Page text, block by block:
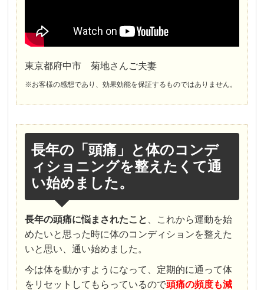
東京都府中市 菊地さんご夫妻
※お客様の感想であり、効果効能を保証するものではありません。
長年の「頭痛」と体のコンデ
ィショニングを整えたくて通
い始めました。
長年の頭痛に悩まされたこと
、これから運動を始
めたいと思った時に体のコンディションを整えた
いと思い、通い始めました。
今は体を動かすようになって、定期的に通って体
をリセットしてもらっているので頭痛の頻度も減